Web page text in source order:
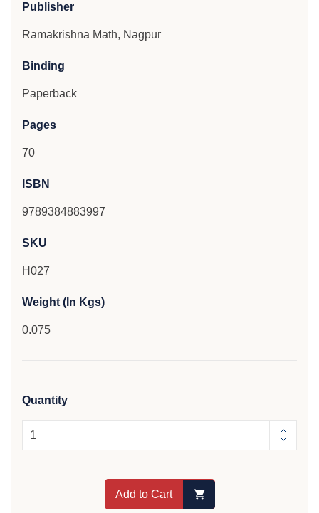
Publisher
Ramakrishna Math, Nagpur
Binding
Paperback
Pages
70
ISBN
9789384883997
SKU
H027
Weight (In Kgs)
0.075
Quantity
Add to Cart